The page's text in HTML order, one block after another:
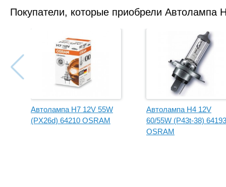
Покупатели, которые приобрели Автолампа
Автолампа H7 12V 55W
(PX26d) 64210 OSRAM
Автолампа H4 12V
60/55W (P43t-38) 64193
OSRAM